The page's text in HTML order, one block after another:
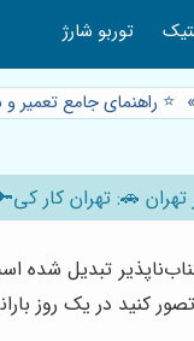
توربو شارژ
» ⭐️ راهنمای جامع
🚗: تهران کار
تبدیل
در یک روز